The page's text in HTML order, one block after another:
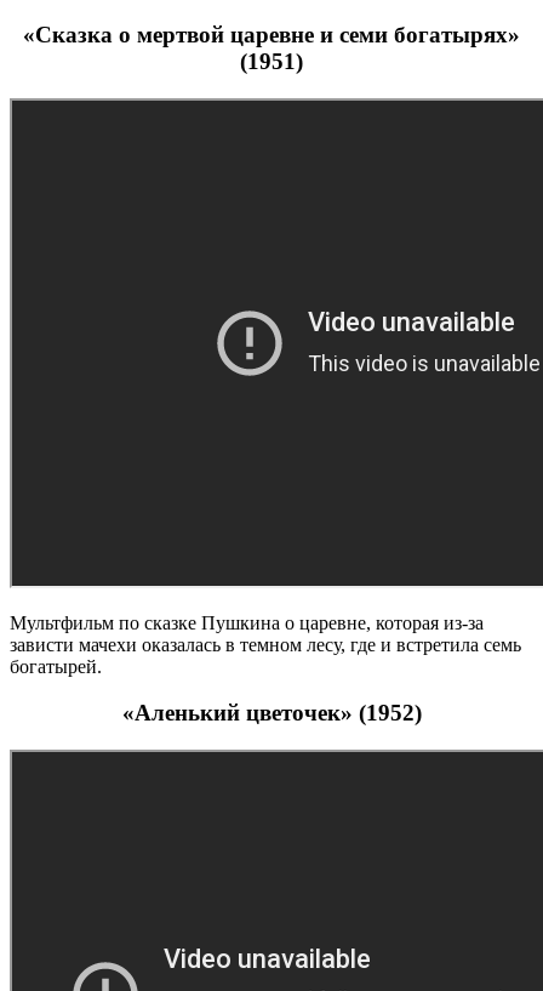
«Сказка о мертвой царевне и семи богатырях»
(1951)
Мультфильм по сказке Пушкина о царевне, которая из-за
зависти мачехи оказалась в темном лесу, где и встретила семь
богатырей.
«Аленький цветочек» (1952)